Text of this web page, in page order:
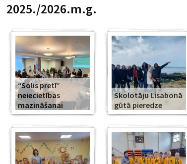
2025./2026.m.g.
“Solis pretī”
neiecietības
mazināšanai
Skolotāju Lisabonā
gūtā pieredze